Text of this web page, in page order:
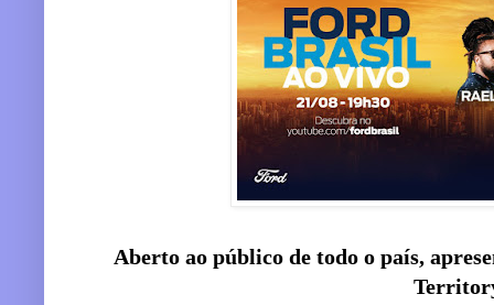
Aberto ao público de todo o país,